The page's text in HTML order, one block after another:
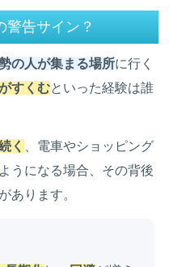
警告サイン？
の人が集まる場所に行く
すくむといった経験は誰
く
、電車やショッピング
ようになる場合、その背後
あります。